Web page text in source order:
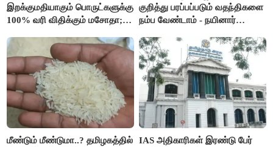
இறக்குமதியாகும் பொருட்களுக்கு
100% வரி விதிக்கும் மசோதா;
குறித்து பரப்பப்படும் வதந்திகளை
நம்ப வேண்டாம் - நயினார்
மீண்டும் மீண்டுமா..? தமிழகத்தில்
IAS அதிகாரிகள் இரண்டு பேர்